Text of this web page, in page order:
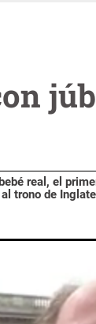
real, el
trono de